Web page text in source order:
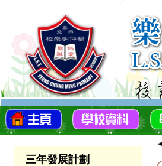
三年發展計劃